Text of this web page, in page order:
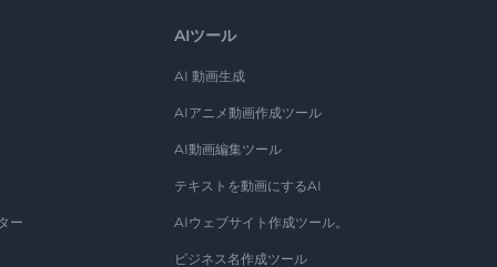
ー
AIツール
AI 動画生成
AIアニメ動画作成ツール
AI動画編集ツール
テキストを動画にするAI
AIウェブサイト作成ツール。
ビジネス名作成ツール